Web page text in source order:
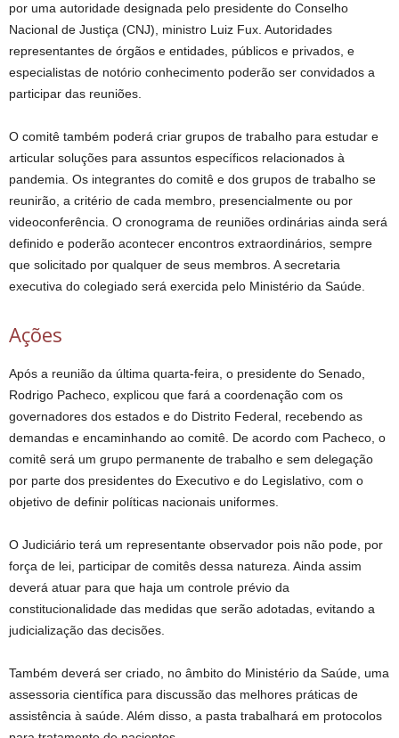
por uma autoridade designada pelo presidente do Conselho
Nacional de Justiça (CNJ), ministro Luiz Fux. Autoridades
representantes de órgãos e entidades, públicos e privados, e
especialistas de notório conhecimento poderão ser convidados a
participar das reuniões.
O comitê também poderá criar grupos de trabalho para estudar e
articular soluções para assuntos específicos relacionados à
pandemia. Os integrantes do comitê e dos grupos de trabalho se
reunirão, a critério de cada membro, presencialmente ou por
videoconferência. O cronograma de reuniões ordinárias ainda será
definido e poderão acontecer encontros extraordinários, sempre
que solicitado por qualquer de seus membros. A secretaria
executiva do colegiado será exercida pelo Ministério da Saúde.
Ações
Após a reunião da última quarta-feira, o presidente do Senado,
Rodrigo Pacheco, explicou que fará a coordenação com os
governadores dos estados e do Distrito Federal, recebendo as
demandas e encaminhando ao comitê. De acordo com Pacheco, o
comitê será um grupo permanente de trabalho e sem delegação
por parte dos presidentes do Executivo e do Legislativo, com o
objetivo de definir políticas nacionais uniformes.
O Judiciário terá um representante observador pois não pode, por
força de lei, participar de comitês dessa natureza. Ainda assim
deverá atuar para que haja um controle prévio da
constitucionalidade das medidas que serão adotadas, evitando a
judicialização das decisões.
Também deverá ser criado, no âmbito do Ministério da Saúde, uma
assessoria científica para discussão das melhores práticas de
assistência à saúde. Além disso, a pasta trabalhará em protocolos